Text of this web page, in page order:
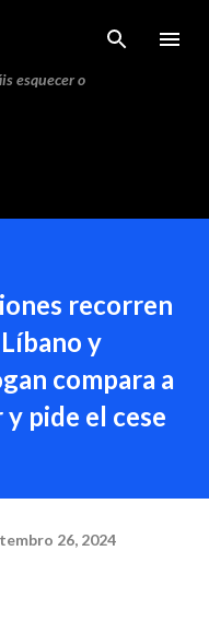
ao contido principal
esquecer o
recorren
y
compara a
pide el cese
26, 2024